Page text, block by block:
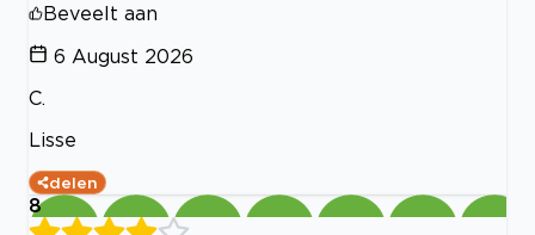
Beveelt aan
6 August 2026
C.
Lisse
delen
8